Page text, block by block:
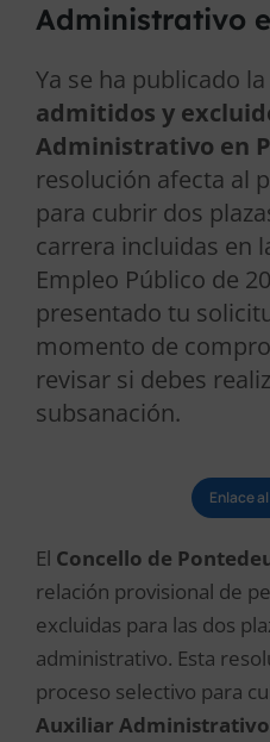
Administrativo
Ya se ha publicado la
admitidos y
Administrativo en
resolución afecta al
para cubrir dos
carrera incluidas en
Empleo Público de
presentado tu
momento de
revisar si debes
subsanación.
Enlace
El Concello de
relación provisional de
excluidas para las dos
administrativo. Esta
proceso selectivo para
Auxiliar